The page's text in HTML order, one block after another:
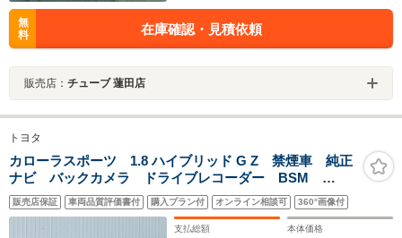
無
料
在庫確認・見積依頼
販売店： チューブ 蓮田店
トヨタ
カローラスポーツ 1.8 ハイブリッド G Z 禁煙車 純正
ナビ バックカメラ ドライブレコーダー BSM
ETC クリアランスソナー レーダークルーズコントロ
ール LEDヘッドライト オートハイビーム トヨタセ
ーフティセンス レーンキープアシスト
販売店保証 車両品質評価書付 購入プラン付 オンライン相談可 360°画像付
支払総額 本体価格